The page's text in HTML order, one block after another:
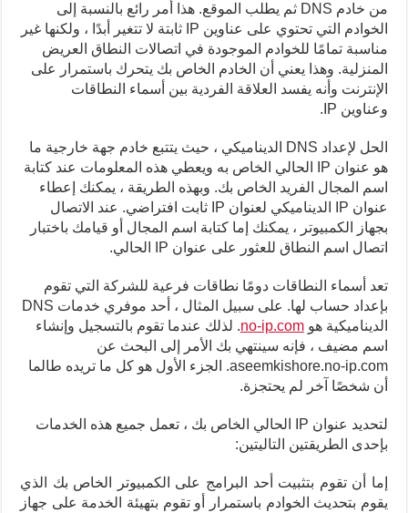
من خادم DNS ثم يطلب الموقع.
هذا أمر رائع بالنسبة إلى
الخوادم التي تحتوي على عناوين IP ثابتة لا تتغير أبدًا ، ولكنها غير
مناسبة تمامًا للخوادم الموجودة في اتصالات النطاق العريض
المنزلية. وهذا يعني أن الخادم الخاص بك يتحرك باستمرار على
الإنترنت وأنه يفسد العلاقة الفردية بين أسماء النطاقات
وعناوين IP.
الحل لإعداد DNS الديناميكي ، حيث يتتبع خادم جهة خارجية ما
هو عنوان IP الحالي الخاص به ويعطي هذه المعلومات عند كتابة
اسم المجال الفريد الخاص بك. وبهذه الطريقة ، يمكنك إعطاء
عنوان IP الديناميكي لعنوان IP ثابت افتراضي.
عند الاتصال
بجهاز الكمبيوتر ، يمكنك إما كتابة اسم المجال أو قيامك باختبار
اتصال اسم النطاق للعثور على عنوان IP الحالي.
تعد أسماء النطاقات دومًا نطاقات فرعية للشركة التي تقوم
بإعداد حساب لها.
على سبيل المثال ، أحد موفري خدمات DNS
الديناميكية هو no-ip.com
. لذلك عندما تقوم بالتسجيل وإنشاء
اسم مضيف ، فإنه سينتهي بك الأمر إلى البحث عن
aseemkishore.no-ip.com.
الجزء الأول هو كل ما تريده طالما
أن شخصًا آخر لم يحتجزة.
لتحديد عنوان IP الحالي الخاص بك ، تعمل جميع هذه الخدمات
بإحدى الطريقتين التاليتين:
إما أن تقوم بتثبيت أحد البرامج على الكمبيوتر الخاص بك الذي
يقوم بتحديث الخوادم باستمرار أو تقوم بتهيئة الخدمة على جهاز